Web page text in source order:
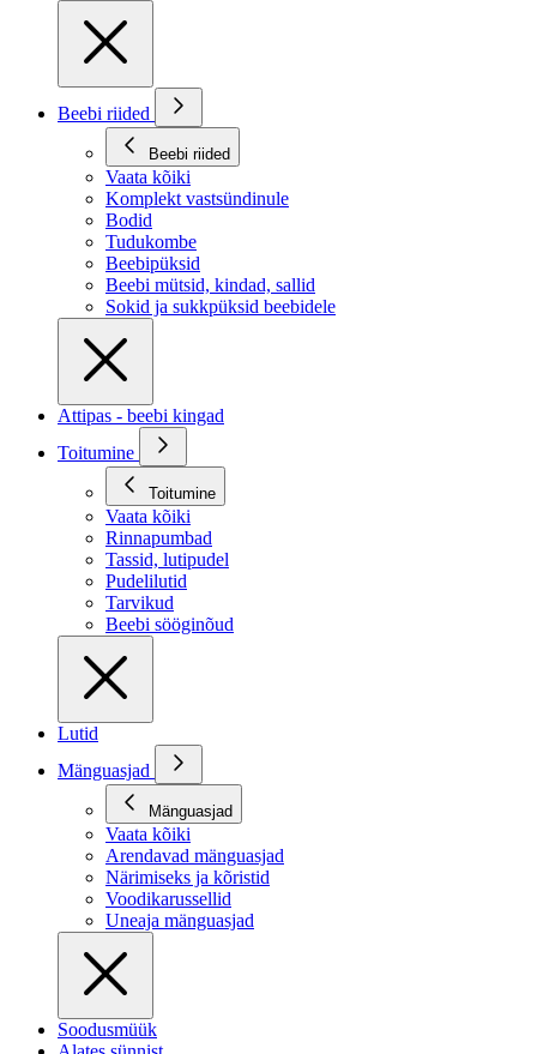
Beebi riided
Beebi riided
Vaata kõiki
Komplekt vastsündinule
Bodid
Tudukombe
Beebipüksid
Beebi mütsid, kindad, sallid
Sokid ja sukkpüksid beebidele
Attipas - beebi kingad
Toitumine
Toitumine
Vaata kõiki
Rinnapumbad
Tassid, lutipudel
Pudelilutid
Tarvikud
Beebi sööginõud
Lutid
Mänguasjad
Mänguasjad
Vaata kõiki
Arendavad mänguasjad
Närimiseks ja kõristid
Voodikarussellid
Uneaja mänguasjad
Soodusmüük